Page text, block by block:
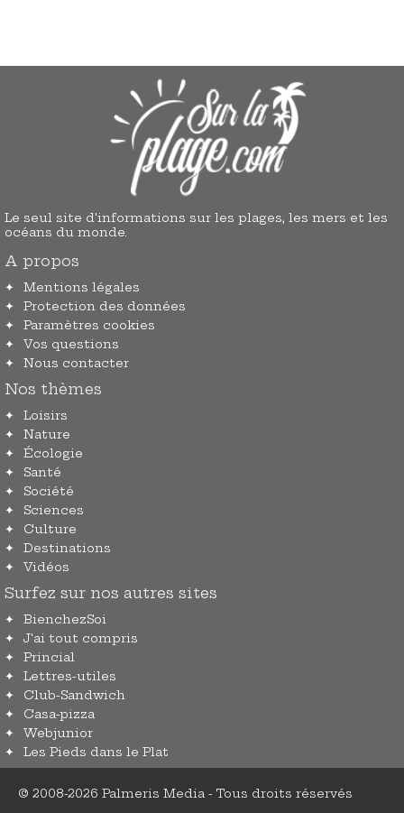
Le seul site d'informations sur les plages, les mers et les
océans du monde.
A propos
Mentions légales
Protection des données
Paramètres cookies
Vos questions
Nous contacter
Nos thèmes
Loisirs
Nature
Écologie
Santé
Société
Sciences
Culture
Destinations
Vidéos
Surfez sur nos autres sites
BienchezSoi
J'ai tout compris
Princial
Lettres-utiles
Club-Sandwich
Casa-pizza
Webjunior
Les Pieds dans le Plat
© 2008-2026 Palmeris Media - Tous droits réservés